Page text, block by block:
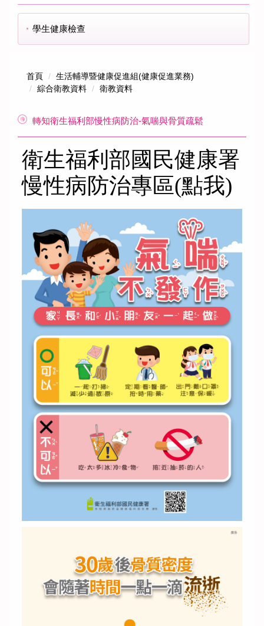
學生健康檢查
首頁
生活輔導暨健康促進組(健康促進業務)
綜合衛教資料
衛教資料
轉知衛生福利部慢性病防治-氣喘與骨質疏鬆
衛生福利部國民健康署
慢性病防治專區(點我)